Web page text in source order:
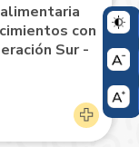
con
Sur -